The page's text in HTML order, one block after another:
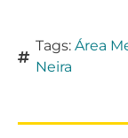
Tags: Área
Neira